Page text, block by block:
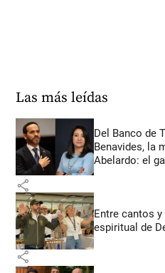
Las más leídas
Del Banco de
Benavides, la
Abelardo: el
share
Entre cantos
espiritual de
share